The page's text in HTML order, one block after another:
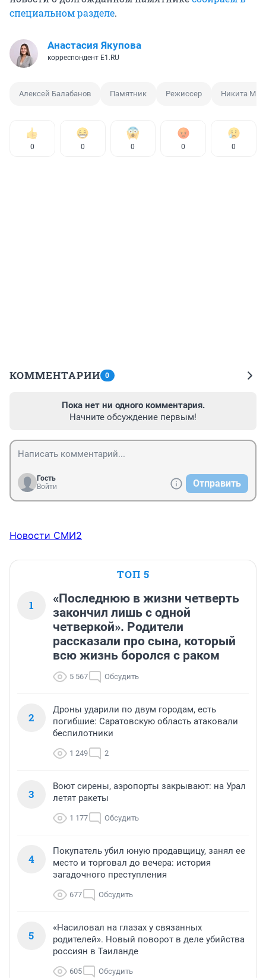
специальном разделе.
Анастасия Якупова
корреспондент E1.RU
Алексей Балабанов Памятник Режиссер Никита
0 0 0 0 0
КОММЕНТАРИИ 0
Пока нет ни одного комментария.
Начните обсуждение первым!
Гость
Войти
Отправить
Новости СМИ2
ТОП 5
1
«Последнюю в жизни четверть
закончил лишь с одной
четверкой». Родители
рассказали про сына, который
всю жизнь боролся с раком
5 567 Обсудить
2
Дроны ударили по двум городам, есть
погибшие: Саратовскую область атаковали
беспилотники
1 249 2
3
Воют сирены, аэропорты закрывают: на Урал
летят ракеты
1 177 Обсудить
4
Покупатель убил юную продавщицу, занял ее
место и торговал до вечера: история
загадочного преступления
677 Обсудить
5
«Насиловал на глазах у связанных
родителей». Новый поворот в деле убийства
россиян в Таиланде
605 Обсудить